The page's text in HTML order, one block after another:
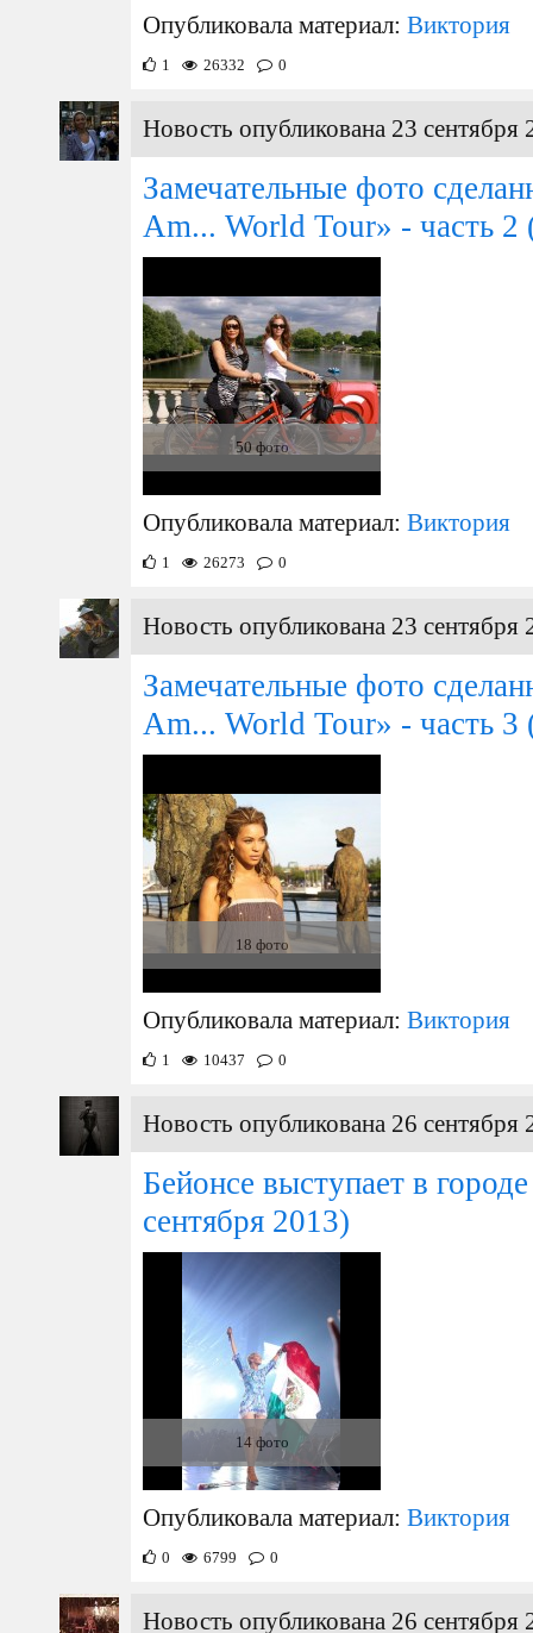
Опубликовала материал: Виктория
1 26332 0
Новость опубликована 23 сентября
Замечательные фото
Am... World Tour» - часть 2
50 фото
Опубликовала материал: Виктория
1 26273 0
Новость опубликована 23 сентября
Замечательные фото
Am... World Tour» - часть 3
18 фото
Опубликовала материал: Виктория
1 10437 0
Новость опубликована 26 сентября
Бейонсе выступает в
сентября 2013)
14 фото
Опубликовала материал: Виктория
0 6799 0
Новость опубликована 26 сентября